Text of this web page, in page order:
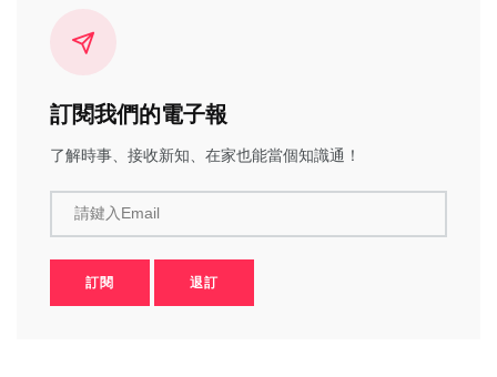
訂閱我們的電子報
了解時事、接收新知、在家也能當個知識通！
請鍵入Email
訂閱 退訂